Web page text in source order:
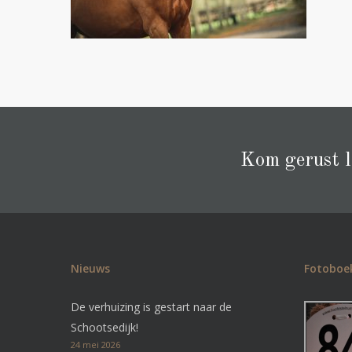
Kom gerust
Nieuws
De verhuizing is gestart naar de
Schootsedijk!
24 mei 2026